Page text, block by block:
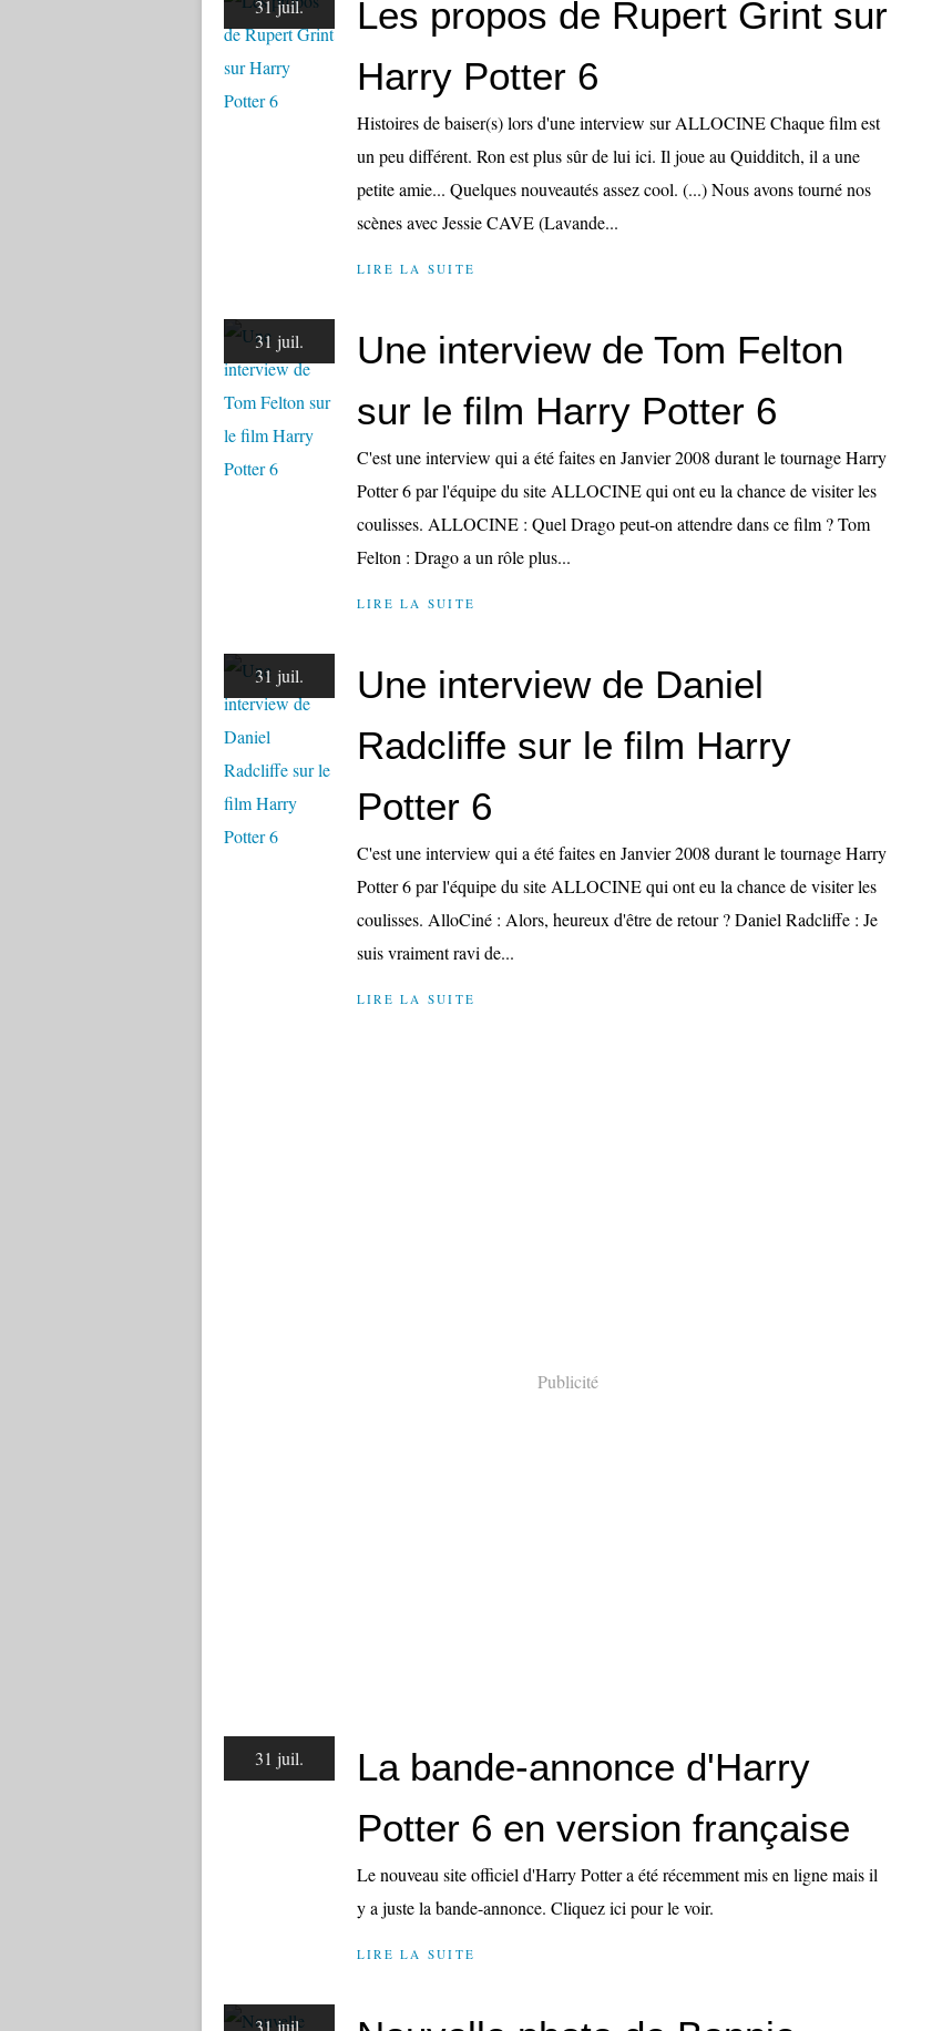
31 juil.
Les propos de Rupert Grint sur
Harry Potter 6
Histoires de baiser(s) lors d'une interview sur ALLOCINE Chaque film est
un peu différent. Ron est plus sûr de lui ici. Il joue au Quidditch, il a une
petite amie... Quelques nouveautés assez cool. (...) Nous avons tourné nos
scènes avec Jessie CAVE (Lavande...
LIRE LA SUITE
31 juil.
Une interview de Tom Felton
sur le film Harry Potter 6
C'est une interview qui a été faites en Janvier 2008 durant le tournage Harry
Potter 6 par l'équipe du site ALLOCINE qui ont eu la chance de visiter les
coulisses. ALLOCINE : Quel Drago peut-on attendre dans ce film ? Tom
Felton : Drago a un rôle plus...
LIRE LA SUITE
31 juil.
Une interview de Daniel
Radcliffe sur le film Harry
Potter 6
C'est une interview qui a été faites en Janvier 2008 durant le tournage Harry
Potter 6 par l'équipe du site ALLOCINE qui ont eu la chance de visiter les
coulisses. AlloCiné : Alors, heureux d'être de retour ? Daniel Radcliffe : Je
suis vraiment ravi de...
LIRE LA SUITE
Publicité
31 juil.
La bande-annonce d'Harry
Potter 6 en version française
Le nouveau site officiel d'Harry Potter a été récemment mis en ligne mais il
y a juste la bande-annonce. Cliquez ici pour le voir.
LIRE LA SUITE
31 juil.